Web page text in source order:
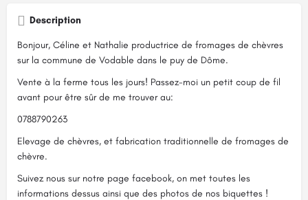
Description
Bonjour, Céline et Nathalie productrice de fromages de chèvres
sur la commune de Vodable dans le puy de Dôme.
Vente à la ferme tous les jours! Passez-moi un petit coup de fil
avant pour être sûr de me trouver au:
0788790263
Elevage de chèvres, et fabrication traditionnelle de fromages de
chèvre.
Suivez nous sur notre page facebook, on met toutes les
informations dessus ainsi que des photos de nos biquettes !